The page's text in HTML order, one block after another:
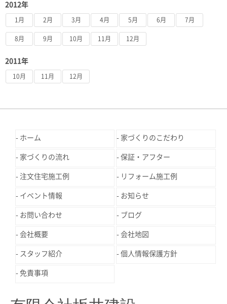
2012年
1月 2月 3月 4月 5月 6月 7月
8月 9月 10月 11月 12月
2011年
10月 11月 12月
ホーム 家づくりのこだわり
家づくりの流れ 保証・アフター
注文住宅施工例 リフォーム施工例
イベント情報 お知らせ
お問い合わせ ブログ
会社概要 会社地図
スタッフ紹介 個人情報保護方針
免責事項